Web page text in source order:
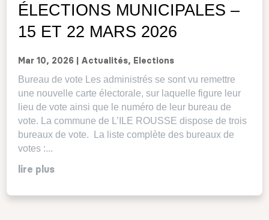
ÉLECTIONS MUNICIPALES –
15 ET 22 MARS 2026
Mar 10, 2026 Actualités, Elections
Bureau de vote Les administrés se sont vu remettre
une nouvelle carte électorale, sur laquelle figure leur
lieu de vote ainsi que le numéro de leur bureau de
vote. La commune de L’ILE ROUSSE dispose de trois
bureaux de vote. La liste complète des bureaux de
votes :...
lire plus